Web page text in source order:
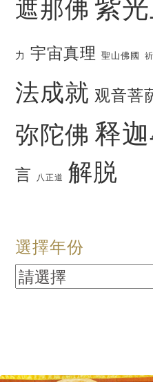
遮那佛
力 宇宙真理 聖山佛國
法成就 观音菩
弥陀佛 释
言 八正道 解脱
選擇年份